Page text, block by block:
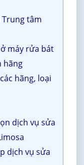
Trung tâm
máy rửa bát
hãng
hãng, loại
dịch vụ sửa
dịch vụ sửa